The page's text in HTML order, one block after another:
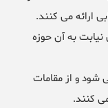
ارائه می کنند.
نیابت به آن حوزه
شود و از مقامات
کنند.